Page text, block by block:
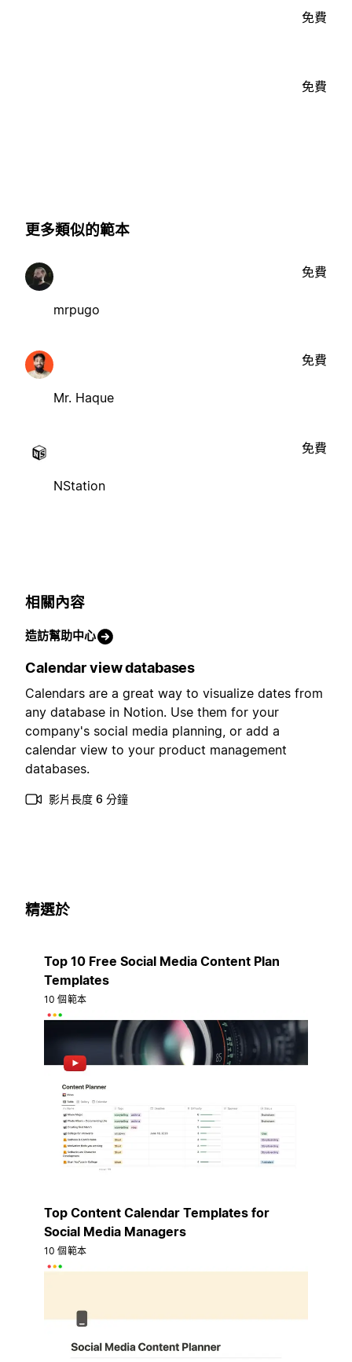
免費
免費
更多類似的範本
mrpugo
免費
Mr. Haque
免費
NStation
免費
相關內容
造訪幫助中心
Calendar view databases
Calendars are a great way to visualize dates from
any database in Notion. Use them for your
company's social media planning, or add a
calendar view to your product management
databases.
影片長度 6 分鐘
精選於
Top 10 Free Social Media Content Plan
Templates
10 個範本
Top Content Calendar Templates for
Social Media Managers
10 個範本